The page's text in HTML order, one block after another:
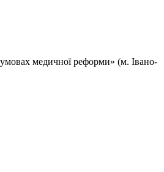
медичної реформи» (м. Івано-